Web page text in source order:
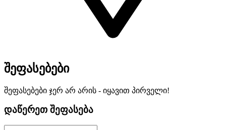
შეფასებები
შეფასებები ჯერ არ არის - იყავით პირველი!
დაწერეთ შეფასება